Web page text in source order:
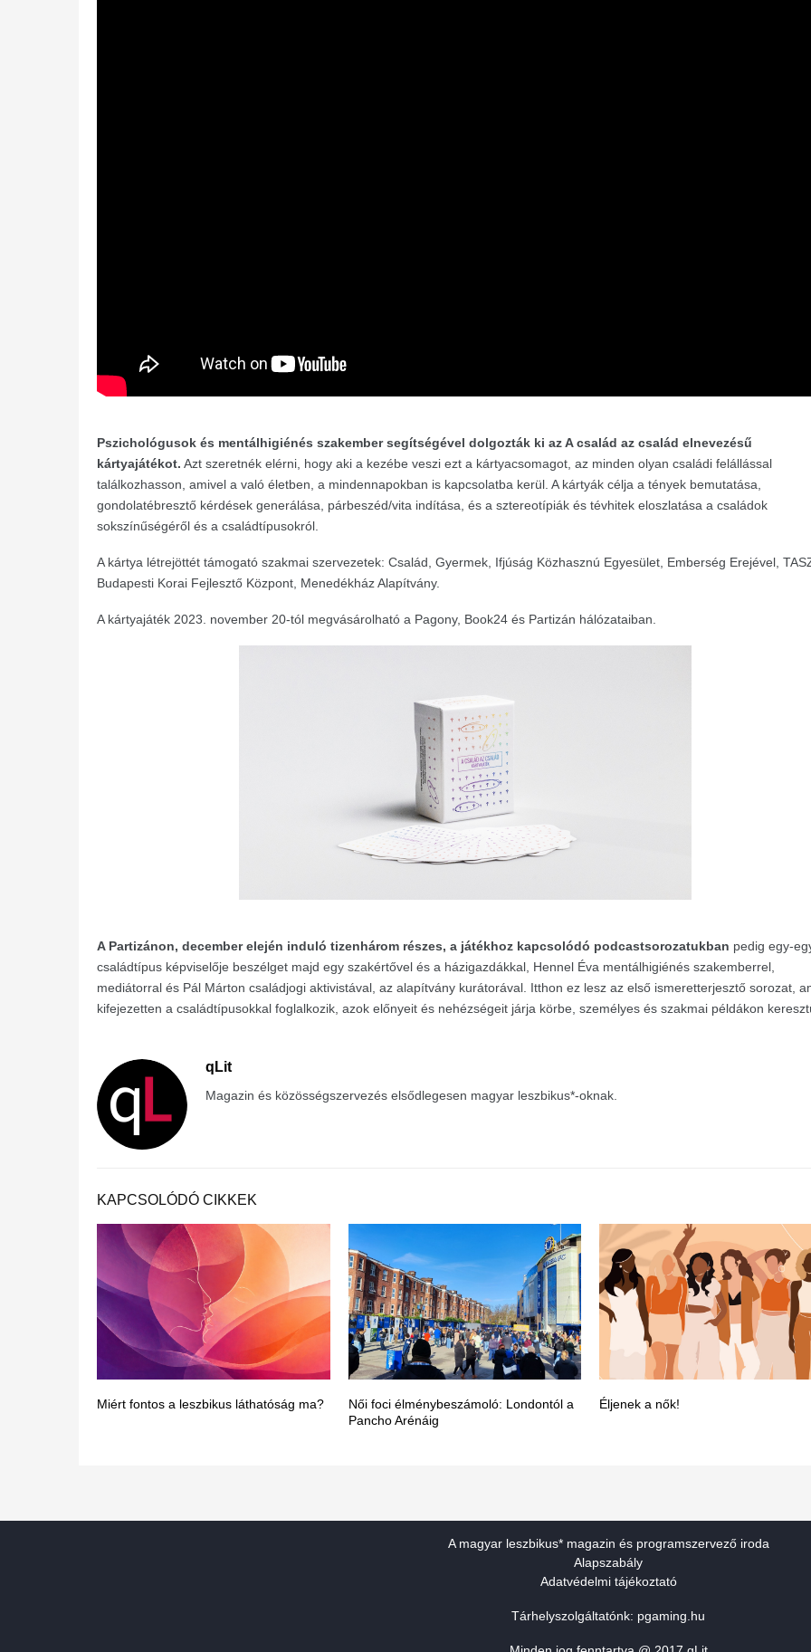
Pszichológusok és mentálhigiénés szakember segítségével dolgozták ki az A család az család elnevezésű
kártyajátékot. Azt szeretnék elérni, hogy aki a kezébe veszi ezt a kártyacsomagot, az minden olyan családi felállással
találkozhasson, amivel a való életben, a mindennapokban is kapcsolatba kerül. A kártyák célja a tények bemutatása,
gondolatébresztő kérdések generálása, párbeszéd/vita indítása, és a sztereotípiák és tévhitek eloszlatása a családok
sokszínűségéről és a családtípusokról.
A kártya létrejöttét támogató szakmai szervezetek: Család, Gyermek, Ifjúság Közhasznú Egyesület, Emberség Erejével,
Budapesti Korai Fejlesztő Központ, Menedékház Alapítvány.
A kártyajáték 2023. november 20-tól megvásárolható a Pagony, Book24 és Partizán hálózataiban.
A Partizánon, december elején induló tizenhárom részes, a játékhoz kapcsolódó podcastsorozatukban pedig egy-
családtípus képviselője beszélget majd egy szakértővel és a házigazdákkal, Hennel Éva mentálhigiénés szakemberrel,
mediátorral és Pál Márton családjogi aktivistával, az alapítvány kurátorával. Itthon ez lesz az első ismeretterjesztő sorozat,
kifejezetten a családtípusokkal foglalkozik, azok előnyeit és nehézségeit járja körbe, személyes és szakmai példákon
qLit
Magazin és közösségszervezés elsődlegesen magyar leszbikus*-oknak.
KAPCSOLÓDÓ CIKKEK
Miért fontos a leszbikus láthatóság ma?
Női foci élménybeszámoló: Londontól a
Pancho Arénáig
Éljenek a nők!
A magyar leszbikus* magazin és programszervező iroda
Alapszabály
Adatvédelmi tájékoztató
Tárhelyszolgáltatónk: pgaming.hu